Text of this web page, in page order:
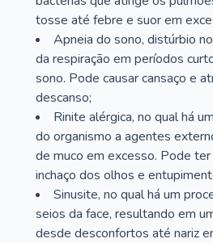
tosse até febre e suor em
Apneia do sono, distúrbio
da respiração em períodos
sono. Pode causar cansaço e
descanso;
Rinite alérgica, no qual há
do organismo a agentes
de muco em excesso. Pode
inchaço dos olhos e
Sinusite, no qual há um
seios da face, resultando em
desde desconfortos até nariz